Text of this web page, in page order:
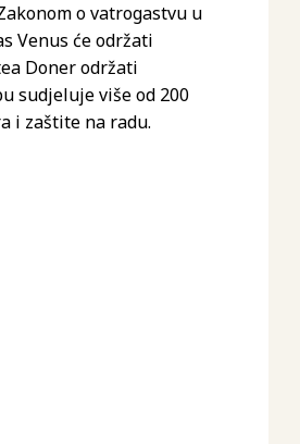
o vatrogastvu u
Venus će održati
Doner održati
sudjeluje više od 200
i zaštite na radu.